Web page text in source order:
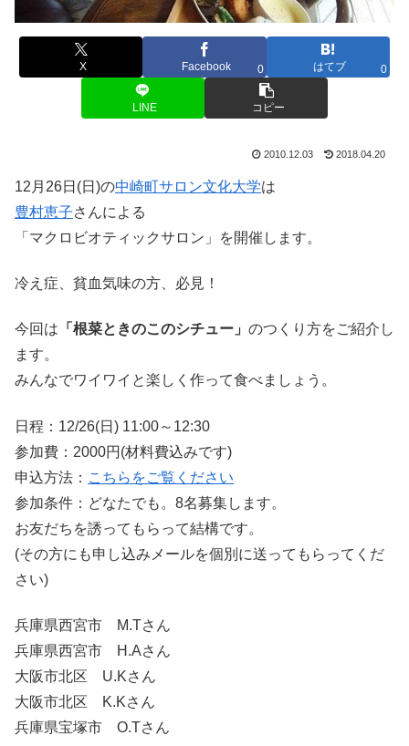
X Facebook 0 はてブ 0
LINE コピー
2010.12.03 2018.04.20
12月26日(日)の中崎町サロン文化大学は
豊村恵子さんによる
「マクロビオティックサロン」を開催します。
冷え症、貧血気味の方、必見！
今回は 「根菜ときのこのシチュー」 のつくり方をご紹介し
ます。
みんなでワイワイと楽しく作って食べましょう。
日程：12/26(日) 11:00～12:30
参加費：2000円(材料費込みです)
申込方法： こちらをご覧ください
参加条件：どなたでも。8名募集します。
お友だちを誘ってもらって結構です。
(その方にも申し込みメールを個別に送ってもらってくだ
さい)
兵庫県西宮市 M.Tさん
兵庫県西宮市 H.Aさん
大阪市北区 U.Kさん
大阪市北区 K.Kさん
兵庫県宝塚市 O.Tさん